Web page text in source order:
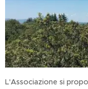
L'Associazione si